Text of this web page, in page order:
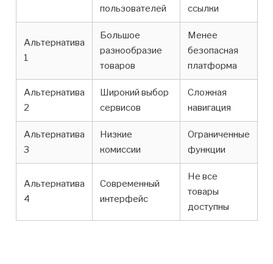
пользователей
ссылки
Альтернатива
1
Большое
разнообразие
товаров
Менее
безопасная
платформа
Альтернатива
2
Широкий выбор
сервисов
Сложная
навигация
Альтернатива
3
Низкие
комиссии
Ограниченные
функции
Альтернатива
4
Современный
интерфейс
Не все
товары
доступны